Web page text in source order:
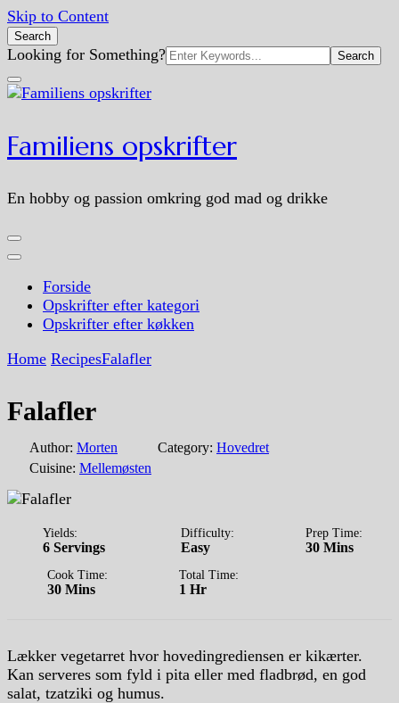
Skip to Content
Search
Search
for:
Looking for Something?
Familiens opskrifter
En hobby og passion omkring god mad og drikke
Forside
Opskrifter efter kategori
Opskrifter efter køkken
Home RecipesFalafler
Falafler
Author: Morten Category: Hovedret
Cuisine: Mellemøsten
Yields:
6 Servings
Difficulty:
Easy
Prep Time:
30 Mins
Cook Time:
30 Mins
Total Time:
1 Hr
Lækker vegetarret hvor hovedingrediensen er kikærter.
Kan serveres som fyld i pita eller med fladbrød, en god
salat, tzatziki og humus.